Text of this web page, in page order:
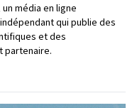
média en ligne
qui publie des
et des
partenaire.